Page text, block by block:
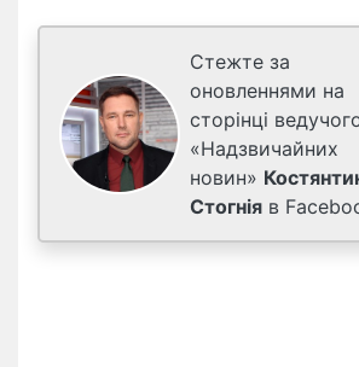
Стежте за
оновленнями на
сторінці
«Надзвичайних
новин»
Стогнія в